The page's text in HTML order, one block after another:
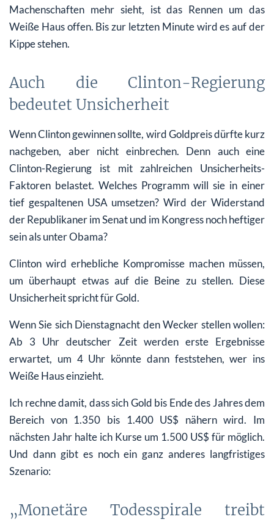
Machenschaften mehr sieht, ist das Rennen um das
Weiße Haus offen. Bis zur letzten Minute wird es auf der
Kippe stehen.
Auch die Clinton-Regierung
bedeutet Unsicherheit
Wenn Clinton gewinnen sollte, wird Goldpreis dürfte kurz
nachgeben, aber nicht einbrechen. Denn auch eine
Clinton-Regierung ist mit zahlreichen Unsicherheits-
Faktoren belastet. Welches Programm will sie in einer
tief gespaltenen USA umsetzen? Wird der Widerstand
der Republikaner im Senat und im Kongress noch heftiger
sein als unter Obama?
Clinton wird erhebliche Kompromisse machen müssen,
um überhaupt etwas auf die Beine zu stellen. Diese
Unsicherheit spricht für Gold.
Wenn Sie sich Dienstagnacht den Wecker stellen wollen:
Ab 3 Uhr deutscher Zeit werden erste Ergebnisse
erwartet, um 4 Uhr könnte dann feststehen, wer ins
Weiße Haus einzieht.
Ich rechne damit, dass sich Gold bis Ende des Jahres dem
Bereich von 1.350 bis 1.400 US$ nähern wird. Im
nächsten Jahr halte ich Kurse um 1.500 US$ für möglich.
Und dann gibt es noch ein ganz anderes langfristiges
Szenario:
„Monetäre Todesspirale treibt